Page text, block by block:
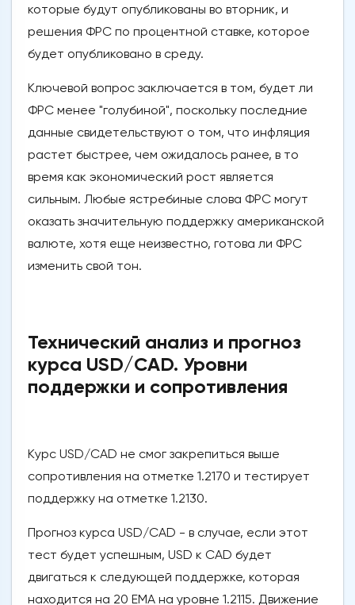
которые будут опубликованы во вторник, и
решения ФРС по процентной ставке, которое
будет опубликовано в среду.
Ключевой вопрос заключается в том, будет ли
ФРС менее "голубиной", поскольку последние
данные свидетельствуют о том, что инфляция
растет быстрее, чем ожидалось ранее, в то
время как экономический рост является
сильным. Любые ястребиные слова ФРС могут
оказать значительную поддержку американской
валюте, хотя еще неизвестно, готова ли ФРС
изменить свой тон.
Технический анализ и прогноз
курса USD/CAD. Уровни
поддержки и сопротивления
Курс USD/CAD не смог закрепиться выше
сопротивления на отметке 1.2170 и тестирует
поддержку на отметке 1.2130.
Прогноз курса USD/CAD - в случае, если этот
тест будет успешным, USD к CAD будет
двигаться к следующей поддержке, которая
находится на 20 ЕМА на уровне 1.2115. Движение